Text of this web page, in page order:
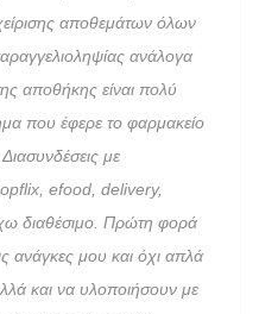
αποθεμάτων όλων
ανάλογα
αποθήκης είναι πολύ
που έφερε το φαρμακείο
Διασυνδέσεις με
efood, delivery,
διαθέσιμο. Πρώτη φορά
ανάγκες μου και όχι απλά
και να υλοποιήσουν με